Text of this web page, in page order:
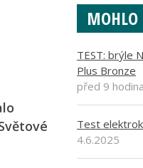
MOHLO
TEST: brýle
Plus Bronze
před 9
Test
4.6.2025